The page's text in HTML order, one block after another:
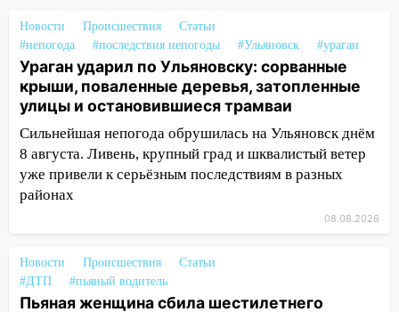
14:16
Шторм продолжает ломать город:
на улице Любови Шевцовой рухнул
светофор
14:14 Студента из Ульяновска обманули
мошенники под видом преподавателя
14:12 Куда жаловаться ульяновцам на
упавшее дерево или затопленную улицу
после непогоды
строящегося дома
13:54
В мэрии Ульяновска рассказали,
Новости Происшествия
Статьи
#непогода
#последствия непогоды #Ульяновск #ураган
Ураган ударил по Ульяновску: сорванные
крыши, поваленные деревья, затопленные
улицы и остановившиеся трамваи
Сильнейшая непогода обрушилась на Ульяновск днём
8 августа. Ливень, крупный град и шквалистый ветер
уже привели к серьёзным последствиям в разных
районах
08.08.2026
Новости Происшествия
Статьи
#ДТП
#пьяный водитель
Пьяная женщина сбила шестилетнего